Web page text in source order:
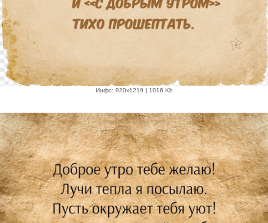
Инфо: 920х1219 | 1016 Kb